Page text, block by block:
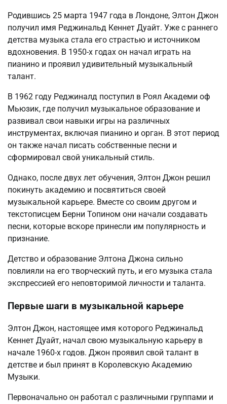
Родившись 25 марта 1947 года в Лондоне, Элтон Джон
получил имя Реджинальд Кеннет Дуайт. Уже с раннего
детства музыка стала его страстью и источником
вдохновения. В 1950-х годах он начал играть на
пианино и проявил удивительный музыкальный
талант.
В 1962 году Реджиналд поступил в Роял Академи оф
Мьюзик, где получил музыкальное образование и
развивал свои навыки игры на различных
инструментах, включая пианино и орган. В этот период
он также начал писать собственные песни и
сформировал свой уникальный стиль.
Однако, после двух лет обучения, Элтон Джон решил
покинуть академию и посвятиться своей
музыкальной карьере. Вместе со своим другом и
текстописцем Берни Топином они начали создавать
песни, которые вскоре принесли им популярность и
признание.
Детство и образование Элтона Джона сильно
повлияли на его творческий путь, и его музыка стала
экспрессией его неповторимой личности и таланта.
Первые шаги в музыкальной карьере
Элтон Джон, настоящее имя которого Реджинальд
Кеннет Дуайт, начал свою музыкальную карьеру в
начале 1960-х годов. Джон проявил свой талант в
детстве и был принят в Королевскую Академию
Музыки.
Первоначально он работал с различными группами и